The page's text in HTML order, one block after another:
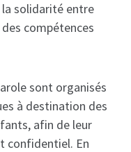
solidarité entre
compétences
sont organisés
à destination des
afin de leur
confidentiel. En